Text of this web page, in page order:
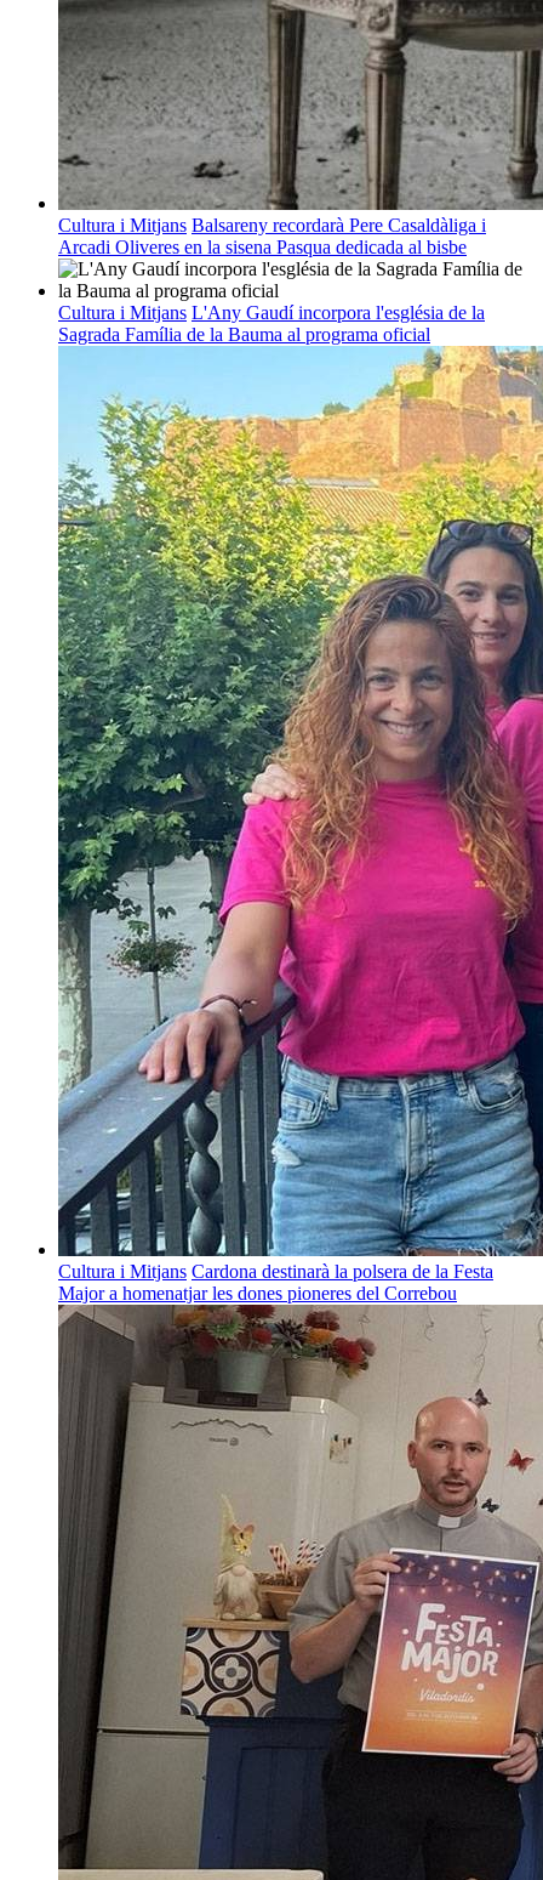
Cultura i Mitjans Balsareny recordarà Pere Casaldàliga i
Arcadi Oliveres en la sisena Pasqua dedicada al bisbe
Cultura i Mitjans L'Any Gaudí incorpora l'església de la
Sagrada Família de la Bauma al programa oficial
Cultura i Mitjans Cardona destinarà la polsera de la Festa
Major a homenatjar les dones pioneres del Correbou